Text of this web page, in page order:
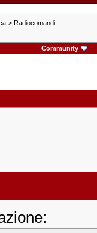
> Radiocomandi
Community